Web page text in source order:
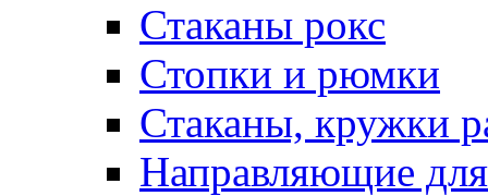
Стаканы рокс
Стопки и рюмки
Стаканы, кружки
Направляющие